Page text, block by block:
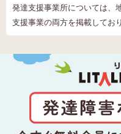
発達支援事業所については、
支援事業の両方を掲載してお